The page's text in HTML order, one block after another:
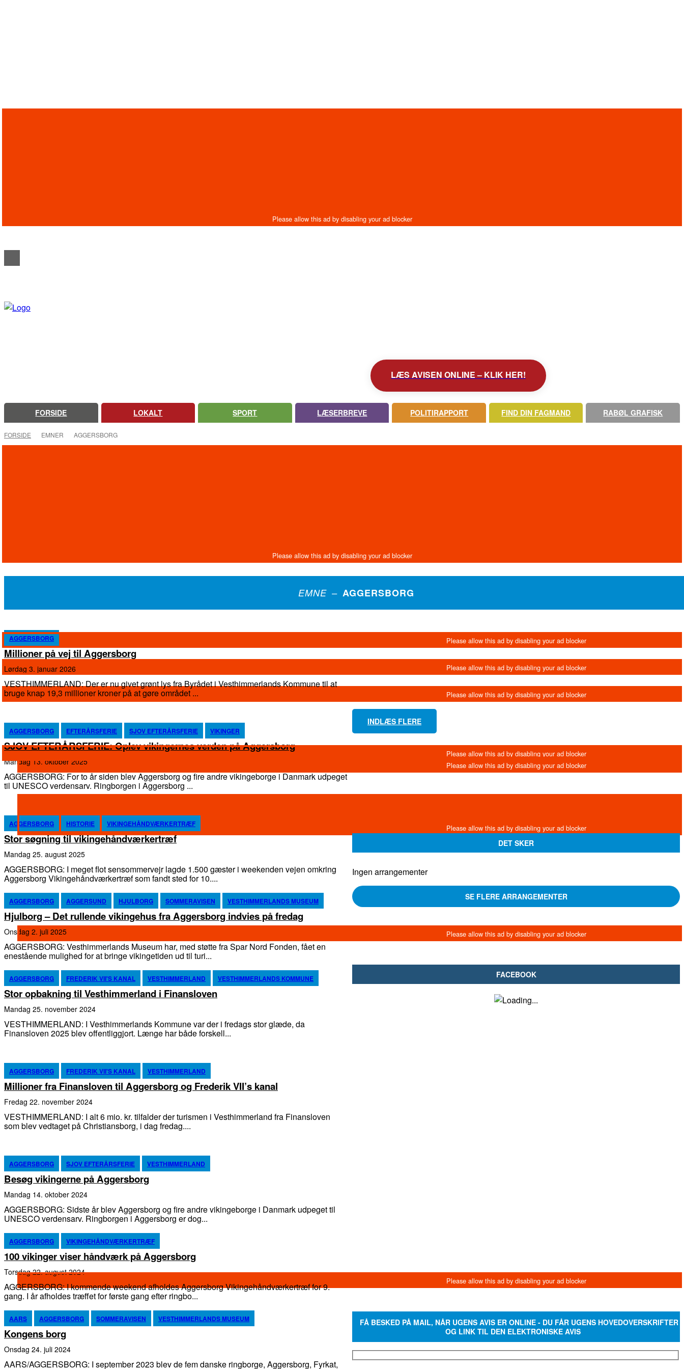
LÆS AVISEN ONLINE – KLIK HER!
FORSIDE LOKALT SPORT LÆSERBREVE POLITIRAPPORT FIND DIN FAGMAND RABØL GRAFISK
FORSIDE EMNER AGGERSBORG
EMNE – AGGERSBORG
AGGERSBORG
Millioner på vej til Aggersborg
lørdag 3. januar 2026
VESTHIMMERLAND: Der er nu givet grønt lys fra Byrådet i Vesthimmerlands Kommune til at
bruge knap 19,3 millioner kroner på at gøre området ...
AGGERSBORG EFTERÅRSFERIE SJOV EFTERÅRSFERIE VIKINGER
SJOV EFTERÅRSFERIE: Oplev vikingernes verden på Aggersborg
mandag 13. oktober 2025
AGGERSBORG: For to år siden blev Aggersborg og fire andre vikingeborge i Danmark udpeget
til UNESCO verdensarv. Ringborgen i Aggersborg ...
AGGERSBORG HISTORIE VIKINGEHÅNDVÆRKERTRÆF
Stor søgning til vikingehåndværkertræf
mandag 25. august 2025
AGGERSBORG: I meget flot sensommervejr lagde 1.500 gæster i weekenden vejen omkring
Aggersborg Vikingehåndværkertræf som fandt sted for 10....
AGGERSBORG AGGERSUND HJULBORG SOMMERAVISEN VESTHIMMERLANDS MUSEUM
Hjulborg – Det rullende vikingehus fra Aggersborg indvies på fredag
onsdag 2. juli 2025
AGGERSBORG: Vesthimmerlands Museum har, med støtte fra Spar Nord Fonden, fået en
enestående mulighed for at bringe vikingetiden ud til turi...
AGGERSBORG FREDERIK VII'S KANAL VESTHIMMERLAND VESTHIMMERLANDS KOMMUNE
Stor opbakning til Vesthimmerland i Finansloven
mandag 25. november 2024
VESTHIMMERLAND: I Vesthimmerlands Kommune var der i fredags stor glæde, da
Finansloven 2025 blev offentliggjort. Længe har både forskell...
AGGERSBORG FREDERIK VII'S KANAL VESTHIMMERLAND
Millioner fra Finansloven til Aggersborg og Frederik VII’s kanal
fredag 22. november 2024
VESTHIMMERLAND: I alt 6 mio. kr. tilfalder der turismen i Vesthimmerland fra Finansloven
som blev vedtaget på Christiansborg, i dag fredag....
AGGERSBORG SJOV EFTERÅRSFERIE VESTHIMMERLAND
Besøg vikingerne på Aggersborg
mandag 14. oktober 2024
AGGERSBORG: Sidste år blev Aggersborg og fire andre vikingeborge i Danmark udpeget til
UNESCO verdensarv. Ringborgen i Aggersborg er dog...
AGGERSBORG VIKINGEHÅNDVÆRKERTRÆF
100 vikinger viser håndværk på Aggersborg
torsdag 22. august 2024
AGGERSBORG: I kommende weekend afholdes Aggersborg Vikingehåndværkertræf for 9.
gang. I år afholdes træffet for første gang efter ringbo...
AARS AGGERSBORG SOMMERAVISEN VESTHIMMERLANDS MUSEUM
Kongens borg
onsdag 24. juli 2024
AARS/AGGERSBORG: I september 2023 blev de fem danske ringborge, Aggersborg, Fyrkat,
INDLÆS FLERE
DET SKER
Ingen arrangementer
SE FLERE ARRANGEMENTER
FACEBOOK
FÅ BESKED PÅ MAIL, NÅR UGENS AVIS ER ONLINE - DU FÅR UGENS HOVEDOVERSKRIFTER
OG LINK TIL DEN ELEKTRONISKE AVIS